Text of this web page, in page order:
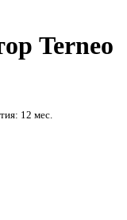
Terneo
12 мес.